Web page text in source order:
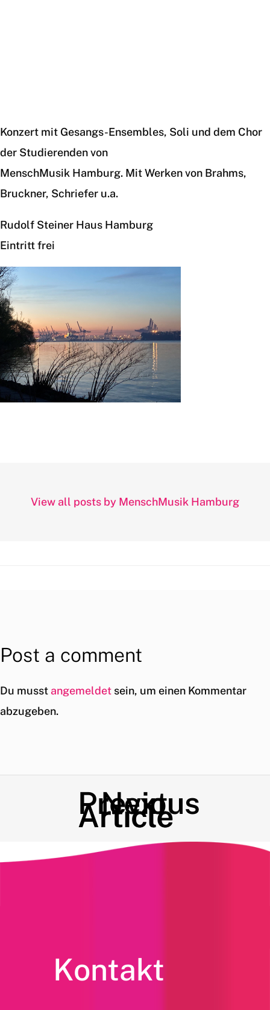
Konzert mit Gesangs-Ensembles, Soli und dem Chor
der Studierenden von
MenschMusik Hamburg. Mit Werken von Brahms,
Bruckner, Schriefer u.a.
Rudolf Steiner Haus Hamburg
Eintritt frei
View all posts by MenschMusik Hamburg
Post a comment
Du musst angemeldet sein, um einen Kommentar
abzugeben.
Previous
Article
Next
Article
Kontakt